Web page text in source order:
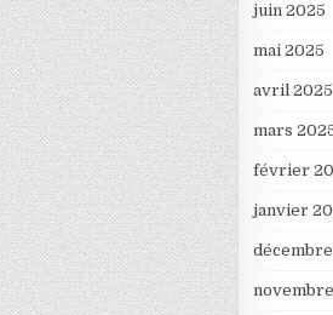
juin 2025
mai 2025
avril 2025
mars
février
janvier